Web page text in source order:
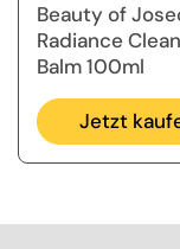
Beauty of
Radiance
Balm 100ml
Jetzt